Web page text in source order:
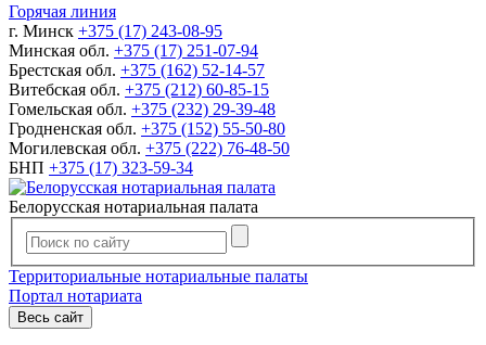
Горячая линия
г. Минск +375 (17) 243-08-95
Минская обл. +375 (17) 251-07-94
Брестская обл. +375 (162) 52-14-57
Витебская обл. +375 (212) 60-85-15
Гомельская обл. +375 (232) 29-39-48
Гродненская обл. +375 (152) 55-50-80
Могилевская обл. +375 (222) 76-48-50
БНП +375 (17) 323-59-34
Белорусская нотариальная палата
Территориальные нотариальные палаты
Портал нотариата
Весь сайт